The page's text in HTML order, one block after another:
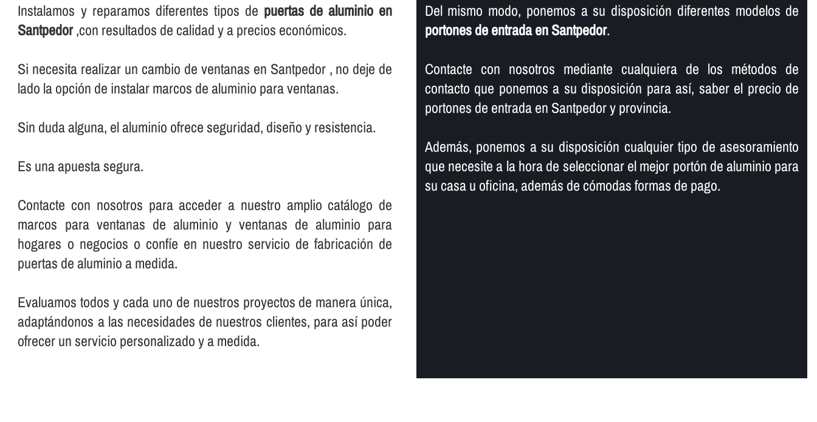
Instalamos y reparamos diferentes tipos de puertas de aluminio en
Santpedor,con resultados de calidad y a precios económicos.
Si necesita realizar un cambio de ventanas en Santpedor , no deje de
lado la opción de instalar marcos de aluminio para ventanas.
Sin duda alguna, el aluminio ofrece seguridad, diseño y resistencia.
Es una apuesta segura.
Contacte con nosotros para acceder a nuestro amplio catálogo de
marcos para ventanas de aluminio y ventanas de aluminio para
hogares o negocios o confí­e en nuestro servicio de fabricación de
puertas de aluminio a medida.
Evaluamos todos y cada uno de nuestros proyectos de manera única,
adaptándonos a las necesidades de nuestros clientes, para así­ poder
ofrecer un servicio personalizado y a medida.
Del mismo modo, ponemos a su disposición diferentes modelos de
portones de entrada en Santpedor.
Contacte con nosotros mediante cualquiera de los métodos de
contacto que ponemos a su disposición para así­, saber el precio de
portones de entrada en Santpedor y provincia.
Además, ponemos a su disposición cualquier tipo de asesoramiento
que necesite a la hora de seleccionar el mejor portón de aluminio para
su casa u oficina, además de cómodas formas de pago.